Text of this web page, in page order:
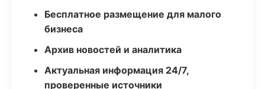
Бесплатное размещение для малого
бизнеса
Архив новостей и аналитика
Актуальная информация 24/7,
проверенные источники